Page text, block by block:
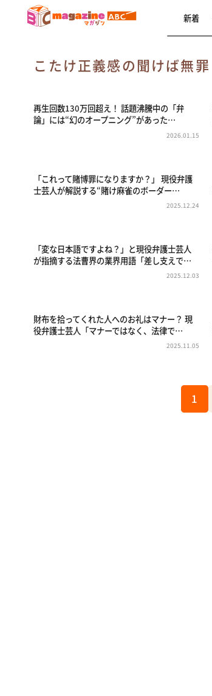
新着
こたけ正義感の聞けば無罪
再生回数130万回超え！ 話題沸騰中の「弁
論」には“幻のオープニング”があった…
2026.01.15
「これって賭博罪になりますか？」 現役弁護
士芸人が解説する“賭け麻雀のボーダー…
2025.12.24
「変な日本語ですよね？」と現役弁護士芸人
が指摘する法曹界の業界用語「差し支えで…
2025.12.03
財布を拾ってくれた人へのお礼はマナー？ 現
役弁護士芸人「マナーではなく、法律で…
2025.11.05
1